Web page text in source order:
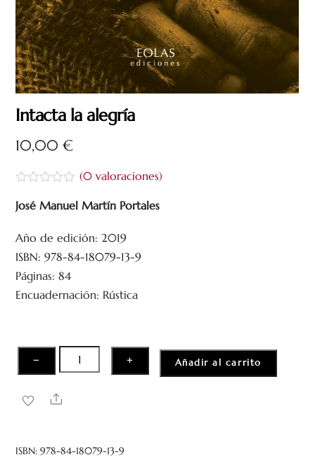
Intacta la alegría
10,00€
a
l
r
d
o
c
o
5
(0valoraciones)
José Manuel Martín Portales
Año de edición: 2019
ISBN: 978-84-18079-13-9
Páginas: 84
Encuadernación: Rústica
−
Intacta
la
alegría
+ Añadir al carrito
Share
ISBN:978-84-18079-13-9